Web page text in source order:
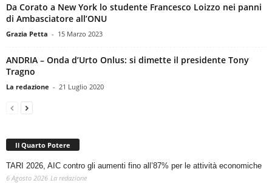
Da Corato a New York lo studente Francesco Loizzo nei panni
di Ambasciatore all’ONU
Grazia Petta - 15 Marzo 2023
ANDRIA – Onda d’Urto Onlus: si dimette il presidente Tony
Tragno
La redazione - 21 Luglio 2020
Il Quarto Potere
TARI 2026, AIC contro gli aumenti fino all’87% per le attività economiche
6 Agosto 2026 La redazione